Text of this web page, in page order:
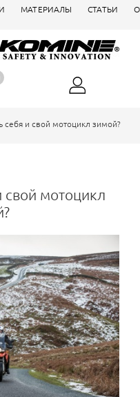
МАТЕРИАЛЫ СТАТЬИ
себя и свой мотоцикл зимой?
свой мотоцикл